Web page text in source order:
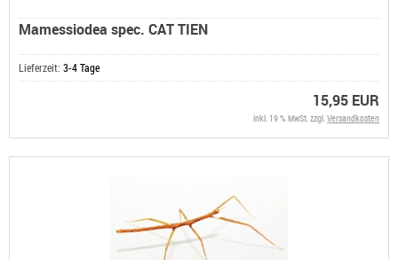
Mamessiodea spec. CAT TIEN
Lieferzeit: 3-4 Tage
15,95 EUR
inkl. 19 % MwSt. zzgl.Versandkosten